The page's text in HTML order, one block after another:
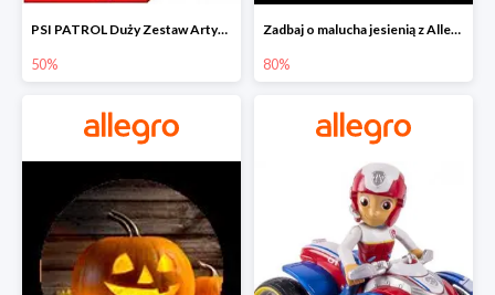
PSI PATROL Duży Zestaw Artystyczny 52 elementy na piąty komplet -50%
50%
Zadbaj o malucha jesienią z Allegro do -80%
80%